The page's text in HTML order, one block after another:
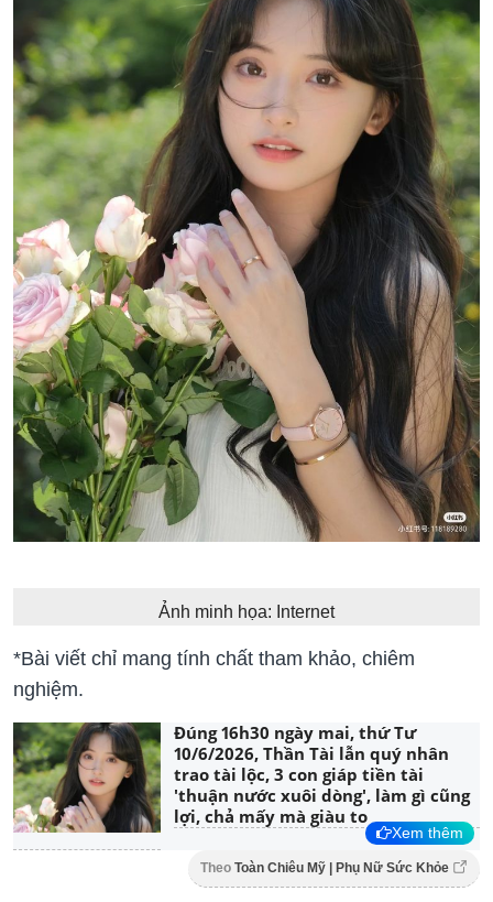
Ảnh minh họa: Internet
*Bài viết chỉ mang tính chất tham khảo, chiêm
nghiệm.
Đúng 16h30 ngày mai, thứ Tư
10/6/2026, Thần Tài lẫn quý nhân
trao tài lộc, 3 con giáp tiền tài
'thuận nước xuôi dòng', làm gì cũng
lợi, chả mấy mà giàu to
Xem thêm
Theo Toàn Chiêu Mỹ | Phụ Nữ Sức Khỏe